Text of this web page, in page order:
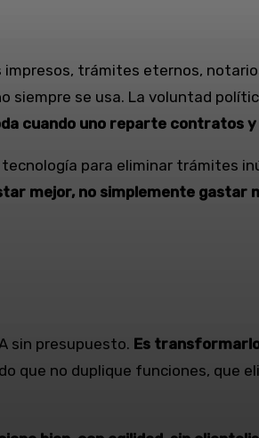
impresos, trámites eternos,
siempre se usa. La voluntad
cuando uno reparte contratos
para eliminar trámites
mejor, no simplemente gastar
sin presupuesto. Es
que no duplique funciones, que